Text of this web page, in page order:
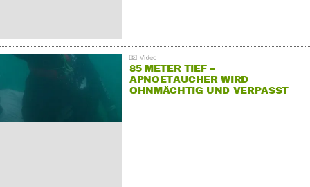
85 METER TIEF –
APNOETAUCHER WIRD
OHNMÄCHTIG UND VERPASST